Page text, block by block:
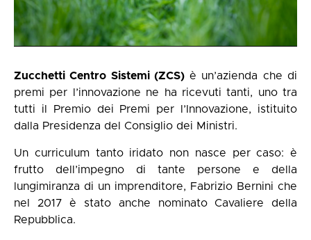
Zucchetti Centro Sistemi (ZCS)è un’azienda che di
premi per l’innovazione ne ha ricevuti tanti, uno tra
tutti il Premio dei Premi per l’Innovazione, istituito
dalla Presidenza del Consiglio dei Ministri.
Un curriculum tanto iridato non nasce per caso: è
frutto dell’impegno di tante persone e della
lungimiranza di un imprenditore, Fabrizio Bernini che
nel 2017 è stato anche nominato Cavaliere della
Repubblica.